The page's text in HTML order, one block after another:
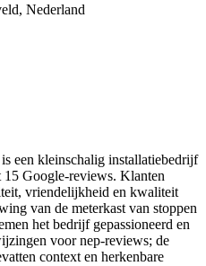
Nederland
een kleinschalig installatiebedrijf
15 Google‑reviews. Klanten
vriendelijkheid en kwaliteit
van de meterkast van stoppen
het bedrijf gepassioneerd en
voor nep‑reviews; de
context en herkenbare